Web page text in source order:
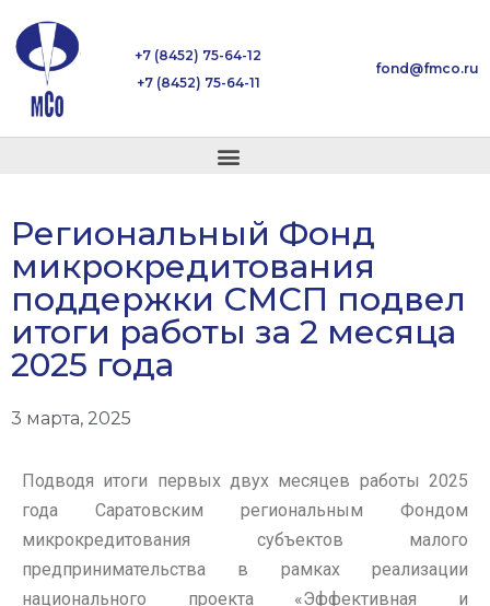
+7 (8452) 75-64-12
+7 (8452) 75-64-11
fond@fmco.ru
Региональный Фонд
микрокредитования
поддержки СМСП подвел
итоги работы за 2 месяца
2025 года
3 марта, 2025
Подводя итоги первых двух месяцев работы 2025
года Саратовским региональным Фондом
микрокредитования субъектов малого
предпринимательства в рамках реализации
национального проекта «Эффективная и